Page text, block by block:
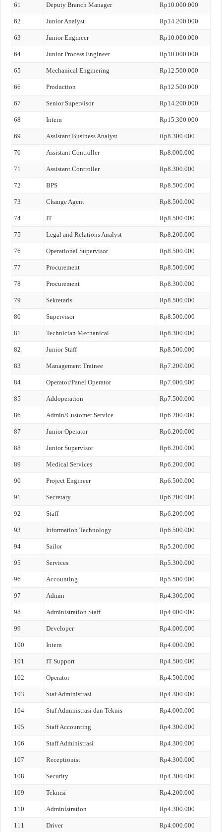
61 Deputy Branch Manager Rp10.000.000
62 Junior Analyst Rp14.200.000
63 Junior Engineer Rp10.000.000
64 Junior Process Engineer Rp10.000.000
65 Mechanical Enginering Rp12.500.000
66 Production Rp12.500.000
67 Senior Supervisor Rp14.200.000
68 Intern Rp15.300.000
69 Assistant Business Analyst Rp8.300.000
70 Assistant Controller Rp8.000.000
71 Assistant Controller Rp8.300.000
72 BPS Rp8.500.000
73 Change Agent Rp8.500.000
74 IT Rp8.500.000
75 Legal and Relations Analyst Rp8.200.000
76 Operational Supervisor Rp8.500.000
77 Procurement Rp8.500.000
78 Procurement Rp8.300.000
79 Sekretaris Rp8.500.000
80 Supervisor Rp8.500.000
81 Technician Mechanical Rp8.300.000
82 Junior Staff Rp8.500.000
83 Management Trainee Rp7.200.000
84 Operator/Panel Operator Rp7.000.000
85 Addoperation Rp7.500.000
86 Admin/Customer Service Rp6.200.000
87 Junior Operator Rp6.200.000
88 Junior Supervisor Rp6.200.000
89 Medical Services Rp6.200.000
90 Project Engineer Rp6.500.000
91 Secretary Rp6.200.000
92 Staff Rp6.200.000
93 Information Technology Rp6.500.000
94 Sailor Rp5.200.000
95 Services Rp5.300.000
96 Accounting Rp5.500.000
97 Admin Rp4.300.000
98 Administration Staff Rp4.000.000
99 Developer Rp4.000.000
100 Intern Rp4.000.000
101 IT Support Rp4.500.000
102 Operator Rp4.500.000
103 Staf Administrasi Rp4.300.000
104 Staf Administrasi dan Teknis Rp4.000.000
105 Staff Accounting Rp4.300.000
106 Staff Administrasi Rp4.300.000
107 Receptionist Rp4.300.000
108 Security Rp4.300.000
109 Teknisi Rp4.200.000
110 Administration Rp4.300.000
111 Driver Rp4.000.000